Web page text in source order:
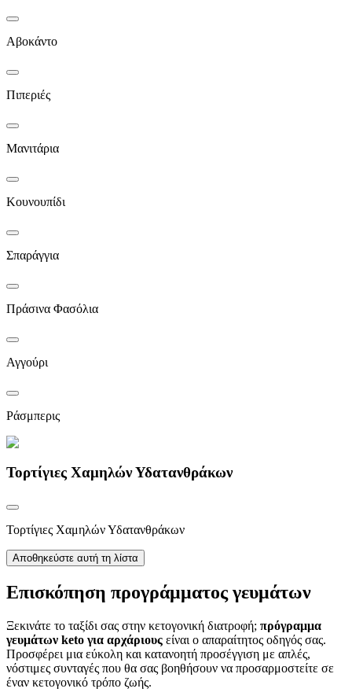
Αβοκάντο
Πιπεριές
Μανιτάρια
Κουνουπίδι
Σπαράγγια
Πράσινα Φασόλια
Αγγούρι
Ράσμπερις
Τορτίγιες Χαμηλών Υδατανθράκων
Τορτίγιες Χαμηλών Υδατανθράκων
Αποθηκεύστε αυτή τη λίστα
Επισκόπηση προγράμματος γευμάτων
Ξεκινάτε το ταξίδι σας στην κετογονική διατροφή; πρόγραμμα
γευμάτων keto για αρχάριους είναι ο απαραίτητος οδηγός σας.
Προσφέρει μια εύκολη και κατανοητή προσέγγιση με απλές,
νόστιμες συνταγές που θα σας βοηθήσουν να προσαρμοστείτε σε
έναν κετογονικό τρόπο ζωής.